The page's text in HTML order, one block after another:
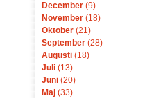
December (9)
November (18)
Oktober (21)
September (28)
Augusti (18)
Juli (13)
Juni (20)
Maj (33)